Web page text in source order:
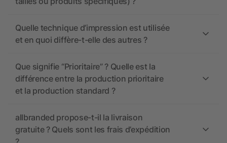
Quelle technique d’impression est utilisée
et en quoi diffère-t-elle des autres ?
Que signifie “Prioritaire” ? Quelle est la
différence entre la production prioritaire
et la production standard ?
allbranded propose-t-il la livraison
gratuite ? Quels sont les frais d’expédition